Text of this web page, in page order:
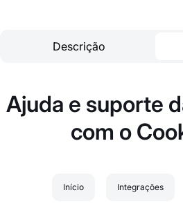
Descrição
Ajuda e suporte
com o
Início Integrações